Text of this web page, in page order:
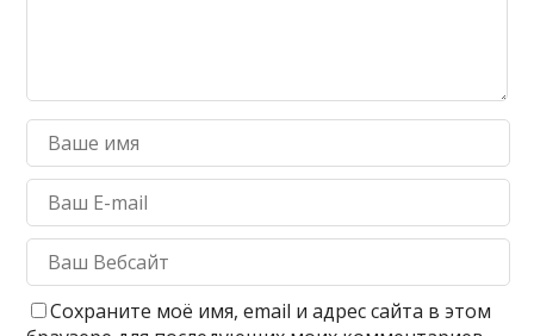
Сохраните моё имя, email и адрес сайта в этом